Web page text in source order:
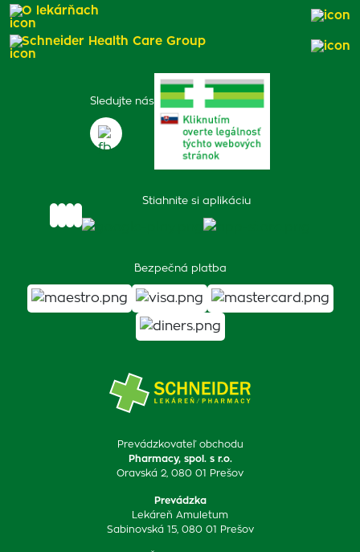
Prevádzkovateľ obchodu
Pharmacy, spol. s r.o.
Oravská 2, 080 01 Prešov
Prevádzka
Lekáreň Amuletum
Sabinovská 15, 080 01 Prešov
Sledujte nás
Stiahnite si aplikáciu
Bezpečná platba
O lekárňach
Schneider Health Care Group